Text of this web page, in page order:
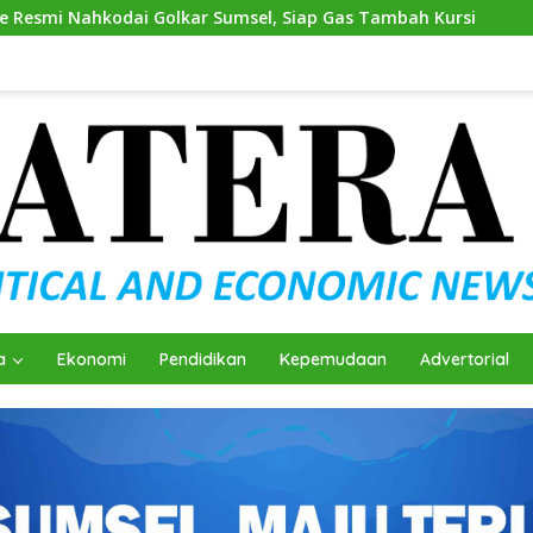
Sumsel, Siap Gas Tambah Kursi Andie Dinialdie
Ekonomi Pendidikan Kepemudaan Advertorial